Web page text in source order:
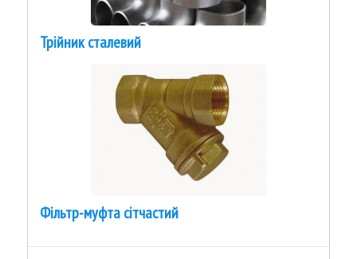
Трійник сталевий
Фільтр-муфта сітчастий